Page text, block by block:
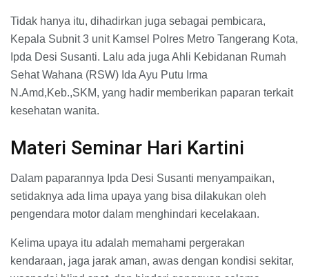
Tidak hanya itu, dihadirkan juga sebagai pembicara,
Kepala Subnit 3 unit Kamsel Polres Metro Tangerang Kota,
Ipda Desi Susanti. Lalu ada juga Ahli Kebidanan Rumah
Sehat Wahana (RSW) Ida Ayu Putu Irma
N.Amd,Keb.,SKM, yang hadir memberikan paparan terkait
kesehatan wanita.
Materi Seminar Hari Kartini
Dalam paparannya Ipda Desi Susanti menyampaikan,
setidaknya ada lima upaya yang bisa dilakukan oleh
pengendara motor dalam menghindari kecelakaan.
Kelima upaya itu adalah memahami pergerakan
kendaraan, jaga jarak aman, awas dengan kondisi sekitar,